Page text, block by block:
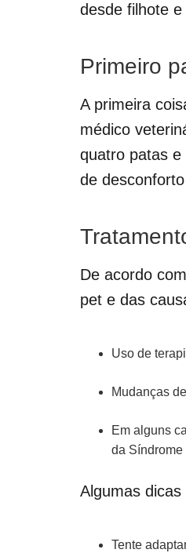
desde filhote
Primeiro
A primeira
médico
quatro patas e
de
De acordo
pet e das
Uso de
Mudanças
Em alguns
da Síndrome
Algumas
Tente